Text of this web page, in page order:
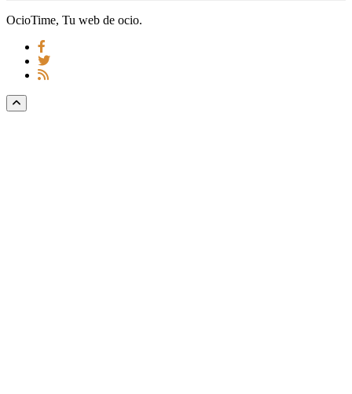
OcioTime, Tu web de ocio.